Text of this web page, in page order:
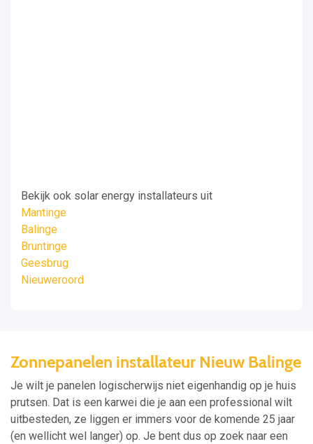
Bekijk ook solar energy installateurs uit
Mantinge
Balinge
Bruntinge
Geesbrug
Nieuweroord
Zonnepanelen installateur Nieuw Balinge
Je wilt je panelen logischerwijs niet eigenhandig op je huis
prutsen. Dat is een karwei die je aan een professional wilt
uitbesteden, ze liggen er immers voor de komende 25 jaar
(en wellicht wel langer) op. Je bent dus op zoek naar een